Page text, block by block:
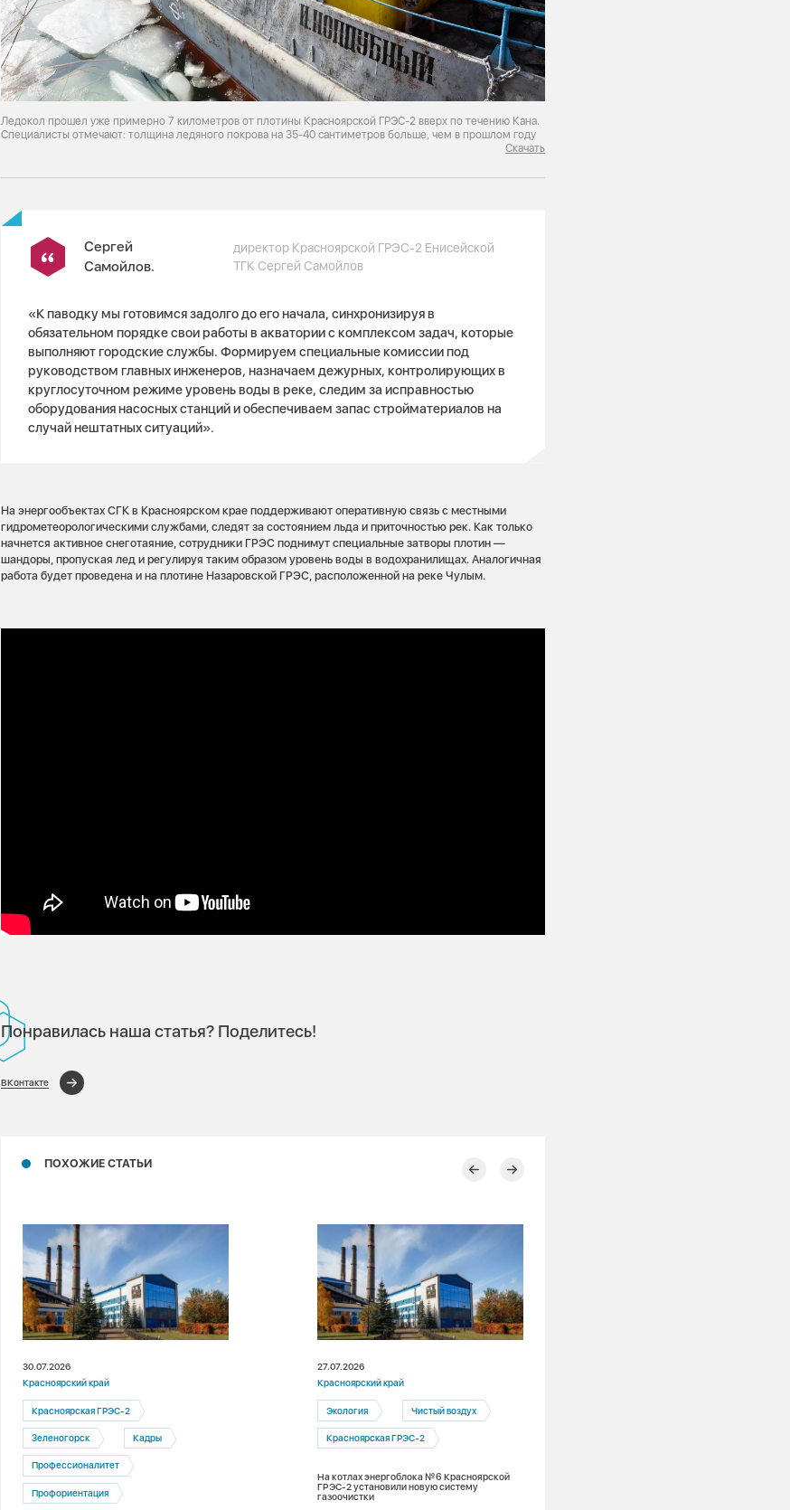
Ледокол прошел уже примерно 7 километров от плотины Красноярской ГРЭС-2 вверх по течению Кана.
Специалисты отмечают: толщина ледяного покрова на 35-40 сантиметров больше, чем в прошлом году
Скачать
Сергей
Самойлов.
директор Красноярской ГРЭС-2 Енисейской
ТГК Сергей Самойлов
«К паводку мы готовимся задолго до его начала, синхронизируя в
обязательном порядке свои работы в акватории с комплексом задач, которые
выполняют городские службы. Формируем специальные комиссии под
руководством главных инженеров, назначаем дежурных, контролирующих в
круглосуточном режиме уровень воды в реке, следим за исправностью
оборудования насосных станций и обеспечиваем запас стройматериалов на
случай нештатных ситуаций».
На энергообъектах СГК в Красноярском крае поддерживают оперативную связь с местными
гидрометеорологическими службами, следят за состоянием льда и приточностью рек. Как только
начнется активное снеготаяние, сотрудники ГРЭС поднимут специальные затворы плотин —
шандоры, пропуская лед и регулируя таким образом уровень воды в водохранилищах. Аналогичная
работа будет проведена и на плотине Назаровской ГРЭС, расположенной на реке Чулым.
Понравилась наша статья? Поделитесь!
ВКонтакте
ПОХОЖИЕ СТАТЬИ
30.07.2026
Красноярский край
Красноярская ГРЭС-2
Зеленогорск Кадры
Профессионалитет
Профориентация
27.07.2026
Красноярский край
Экология Чистый воздух
Красноярская ГРЭС-2
На котлах энергоблока №6 Красноярской
ГРЭС-2 установили новую систему
газоочистки